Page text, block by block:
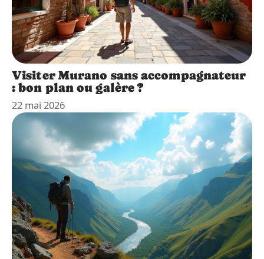
Visiter Murano sans accompagnateur
: bon plan ou galère ?
22 mai 2026